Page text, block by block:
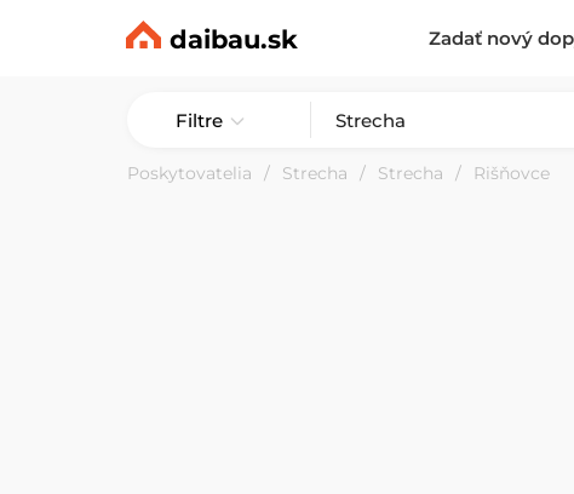
daibau.sk Zadať nový
Filtre
Poskytovatelia Strecha Strecha Rišňovce